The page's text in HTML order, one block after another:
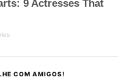
COM AMIGOS!